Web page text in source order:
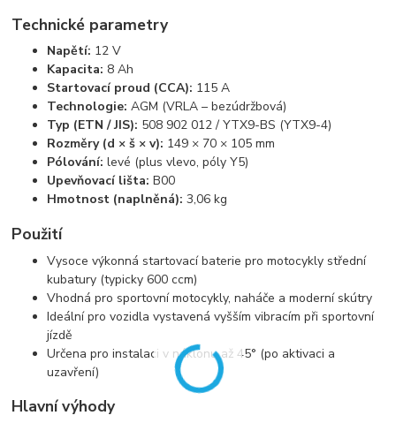
Technické parametry
Napětí: 12 V
Kapacita: 8 Ah
Startovací proud (CCA): 115 A
Technologie: AGM (VRLA – bezúdržbová)
Typ (ETN / JIS): 508 902 012 / YTX9-BS (YTX9-4)
Rozměry (d × š × v): 149 × 70 × 105 mm
Pólování: levé (plus vlevo, póly Y5)
Upevňovací lišta: B00
Hmotnost (naplněná): 3,06 kg
Použití
Vysoce výkonná startovací baterie pro motocykly střední
kubatury (typicky 600 ccm)
Vhodná pro sportovní motocykly, naháče a moderní skútry
Ideální pro vozidla vystavená vyšším vibracím při sportovní
jízdě
Určena pro instalaci v náklonu až 45° (po aktivaci a
uzavření)
Hlavní výhody